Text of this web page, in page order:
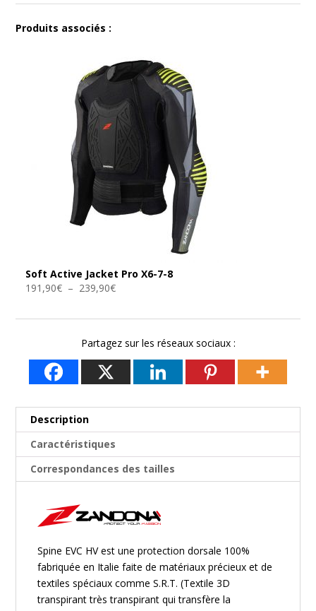
Produits associés :
Soft Active Jacket Pro X6-7-8
191,90€ – 239,90€Plage
prix :
191,90€
à
239,90€
Partagez sur les réseaux sociaux :
Description
Caractéristiques
Correspondances des tailles
Spine EVC HV est une protection dorsale 100%
fabriquée en Italie faite de matériaux précieux et de
textiles spéciaux comme S.R.T. (Textile 3D
transpirant très transpirant qui transfère la